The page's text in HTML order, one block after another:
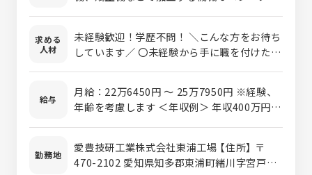
場で解決できる環境です。 適性を見て配置を
決定します。 ＜担当した製品は…＞ 建物の
骨組や車の部品のプレス用金型など、私たち
の生活に関連する製品となり世の中に役立っ
ています。 ＜入社後は・・・＞ ・安全等の基
見て配置を決定！ ・独り立ちした後も必要に
応じてフォローをします ※愛豊技研工業株式
求める
人材
未経験歓迎！学歴不問！ ＼こんな方をお待ち
しています／ 〇未経験から手に職を付けたい
転勤なく長く地元で働きたい方
給与
月給：22万6450円 〜 25万7950円 ※経験、
年齢を考慮します ＜年収例＞ 年収400万円以
勤務地
愛豊技研工業株式会社東浦工場 【住所】 〒
470-2102 愛知県知多郡東浦町緒川字宮戸53